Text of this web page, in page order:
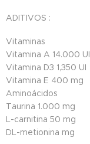
ADITIVOS :
Vitaminas
Vitamina A 14.000 UI
Vitamina D3 1,350 UI
Vitamina E 400 mg
Aminoácidos
Taurina 1.000 mg
L-carnitina 50 mg
DL-metionina mg